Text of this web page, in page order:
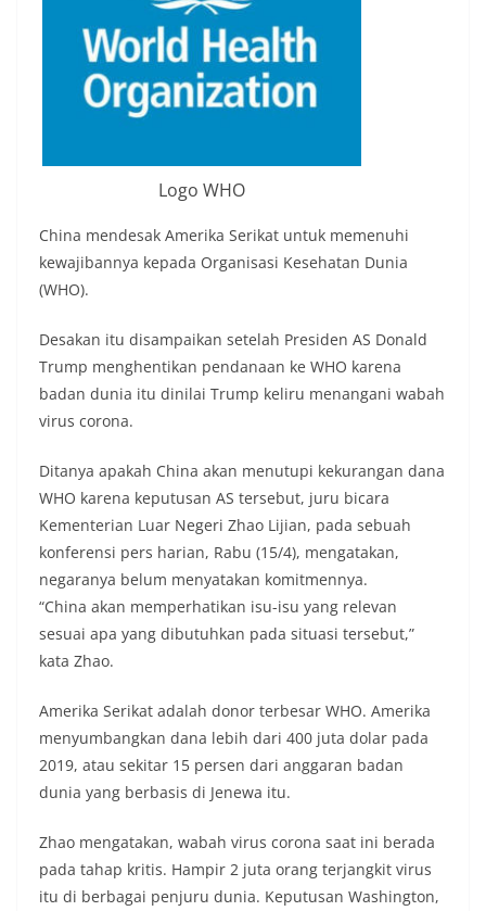
Logo WHO
China mendesak Amerika Serikat untuk memenuhi
kewajibannya kepada Organisasi Kesehatan Dunia
(WHO).
Desakan itu disampaikan setelah Presiden AS Donald
Trump menghentikan pendanaan ke WHO karena
badan dunia itu dinilai Trump keliru menangani wabah
virus corona.
Ditanya apakah China akan menutupi kekurangan dana
WHO karena keputusan AS tersebut, juru bicara
Kementerian Luar Negeri Zhao Lijian, pada sebuah
konferensi pers harian, Rabu (15/4), mengatakan,
negaranya belum menyatakan komitmennya.
“China akan memperhatikan isu-isu yang relevan
sesuai apa yang dibutuhkan pada situasi tersebut,”
kata Zhao.
Amerika Serikat adalah donor terbesar WHO. Amerika
menyumbangkan dana lebih dari 400 juta dolar pada
2019, atau sekitar 15 persen dari anggaran badan
dunia yang berbasis di Jenewa itu.
Zhao mengatakan, wabah virus corona saat ini berada
pada tahap kritis. Hampir 2 juta orang terjangkit virus
itu di berbagai penjuru dunia. Keputusan Washington,